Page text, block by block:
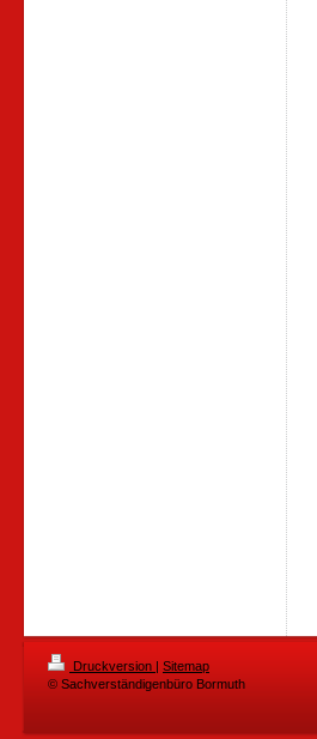
Druckversion | Sitemap
© Sachverständigenbüro Bormuth